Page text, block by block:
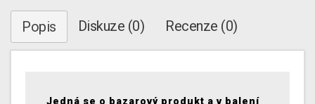
Popis Diskuze (0) Recenze (0)
Jedná se o bazarový produkt a v balení